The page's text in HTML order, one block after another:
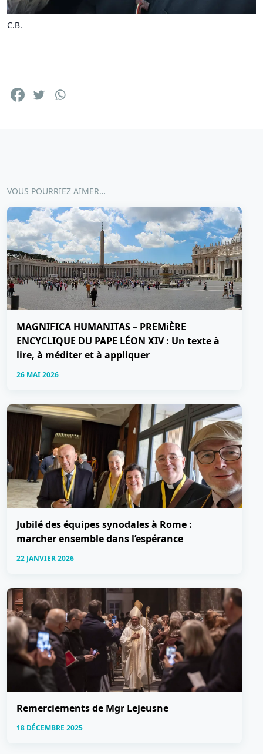
C.B.
VOUS POURRIEZ AIMER…
MAGNIFICA HUMANITAS – PREMiÈRE
ENCYCLIQUE DU PAPE LÉON XIV : Un texte à
lire, à méditer et à appliquer
26 MAI 2026
Jubilé des équipes synodales à Rome :
marcher ensemble dans l’espérance
22 JANVIER 2026
Remerciements de Mgr Lejeusne
18 DÉCEMBRE 2025